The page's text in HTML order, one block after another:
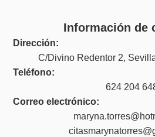
Información de
Dirección:
C/Divino Redentor 2,
Teléfono:
624 204
Correo electrónico: